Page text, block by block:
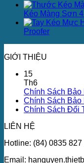
Kéo Màng Sơn
Proofer
GIỚI THIỆU
15
Th6
Chính Sách Bảo
Chính Sách Bảo
Chính Sách Đổi
LIÊN HỆ
Hotline: (84) 0835
Email: